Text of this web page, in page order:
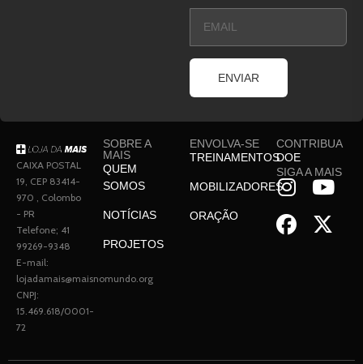
ENVIAR
CAIXA POSTAL
19, CEP 83414-
970 , Colombo
- PR
Telefone; 41
99269-9348
E-mail:
lojadamais@maisnomundo.org
CNPJ:
15.469.618/0001-
72
SOBRE A
MAIS
QUEM
SOMOS
NOTÍCIAS
PROJETOS
ENVOLVA-SE
TREINAMENTOS
MOBILIZADORES
ORAÇÃO
CONTRIBUA
DOE
SIGA A MAIS